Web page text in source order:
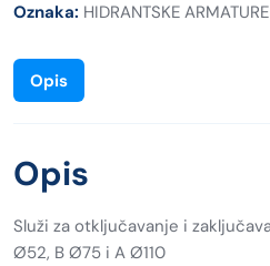
Oznaka: HIDRANTSKE ARMATURE
Opis
Opis
Služi za otključavanje i
Ø52, B Ø75 i A Ø110